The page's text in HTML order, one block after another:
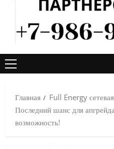
ОСНОВНОЕ
Главная
Full Energy
Последний шанс для
возможность!